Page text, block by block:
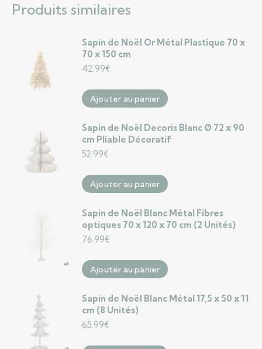
Produits similaires
Sapin de Noël Or Métal Plastique 70 x
70 x 150 cm
42.99€
Ajouter au panier
Sapin de Noël Decoris Blanc Ø 72 x 90
cm Pliable Décoratif
52.99€
Ajouter au panier
Sapin de Noël Blanc Métal Fibres
optiques 70 x 120 x 70 cm (2 Unités)
76.99€
Ajouter au panier
Sapin de Noël Blanc Métal 17,5 x 50 x 11
cm (8 Unités)
65.99€